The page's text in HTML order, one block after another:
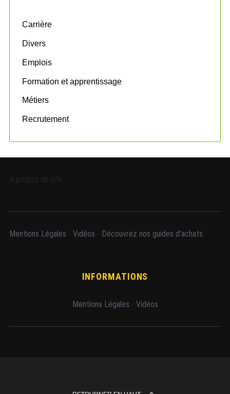
o
:
Carrière
Divers
Emplois
Formation et apprentissage
Métiers
Recrutement
Mentions Légales Vidéos Découvrez nos guides d'achats.
INFORMATIONS
Mentions Légales Vidéos